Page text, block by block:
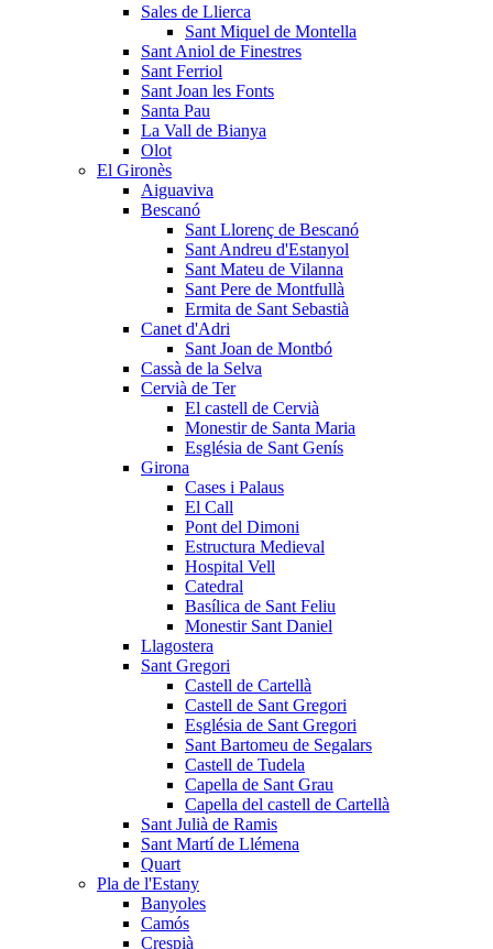
Sales de Llierca
Sant Miquel de Montella
Sant Aniol de Finestres
Sant Ferriol
Sant Joan les Fonts
Santa Pau
La Vall de Bianya
Olot
El Gironès
Aiguaviva
Bescanó
Sant Llorenç de Bescanó
Sant Andreu d'Estanyol
Sant Mateu de Vilanna
Sant Pere de Montfullà
Ermita de Sant Sebastià
Canet d'Adri
Sant Joan de Montbó
Cassà de la Selva
Cervià de Ter
El castell de Cervià
Monestir de Santa Maria
Església de Sant Genís
Girona
Cases i Palaus
El Call
Pont del Dimoni
Estructura Medieval
Hospital Vell
Catedral
Basílica de Sant Feliu
Monestir Sant Daniel
Llagostera
Sant Gregori
Castell de Cartellà
Castell de Sant Gregori
Església de Sant Gregori
Sant Bartomeu de Segalars
Castell de Tudela
Capella de Sant Grau
Capella del castell de Cartellà
Sant Julià de Ramis
Sant Martí de Llémena
Quart
Pla de l'Estany
Banyoles
Camós
Crespià